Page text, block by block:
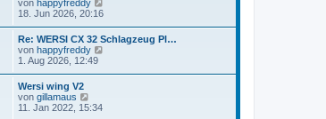
g
e
i
t
r
a
g
t
e
r
B
e
i
t
g
von happyfreddy
e
s
r
18. Jun 2026, 20:16
Re: WERSI CX 32 Schlagzeug Pl…
von happyfreddy
1. Aug 2026, 12:49
Wersi wing V2
von gillamaus
e
11. Jan 2022, 15:34